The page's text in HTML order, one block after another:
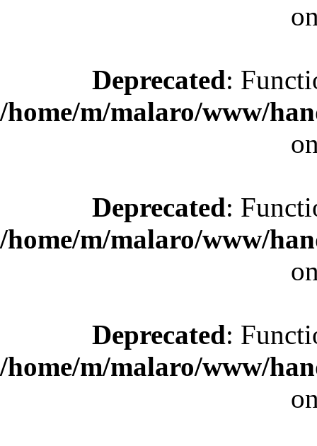
Deprecated:
/home/m/malaro/www/
Deprecated:
/home/m/malaro/www/
Deprecated:
/home/m/malaro/www/